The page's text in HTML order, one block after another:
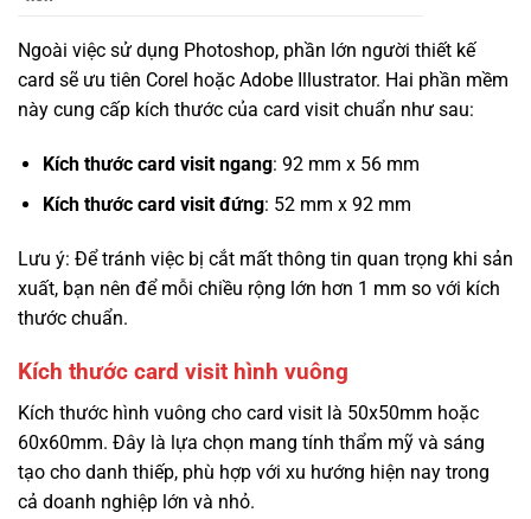
Ngoài việc sử dụng Photoshop, phần lớn người thiết kế
card sẽ ưu tiên Corel hoặc Adobe Illustrator. Hai phần mềm
này cung cấp kích thước của card visit chuẩn như sau:
Kích thước card visit ngang: 92 mm x 56 mm
Kích thước card visit đứng: 52 mm x 92 mm
Lưu ý: Để tránh việc bị cắt mất thông tin quan trọng khi sản
xuất, bạn nên để mỗi chiều rộng lớn hơn 1 mm so với kích
thước chuẩn.
Kích thước card visit hình vuông
Kích thước hình vuông cho card visit là 50x50mm hoặc
60x60mm. Đây là lựa chọn mang tính thẩm mỹ và sáng
tạo cho danh thiếp, phù hợp với xu hướng hiện nay trong
cả doanh nghiệp lớn và nhỏ.